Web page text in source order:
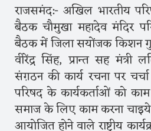
राजसमंद:- अखिल भारतीय
बैठक चौमुखा महादेव मंदिर
बैठक में जिला सयोंजक किशन
वीरेंद्र सिंह, प्रान्त सह
संग़ठन की कार्य रचना पर
परिषद के कार्यकर्ताओं को
समाज के लिए काम करना
आयोजित होने वाले राष्ट्रीय